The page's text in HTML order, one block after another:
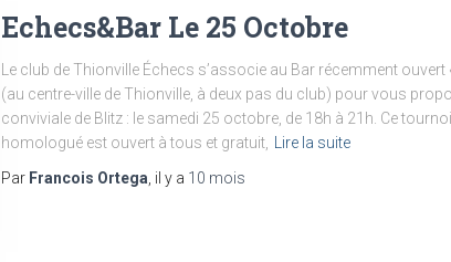
Echecs&Bar Le 25 Octobre
Le club de Thionville Échecs s’associe au Bar récemment ouvert
(au centre-ville de Thionville, à deux pas du club) pour vous
conviviale de Blitz : le samedi 25 octobre, de 18h à 21h. Ce
homologué est ouvert à tous et gratuit,
Lire la suite
Par Francois Ortega , il y a 10 mois